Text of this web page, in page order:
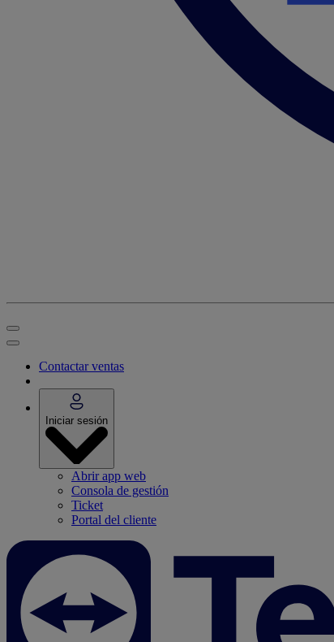
Contactar ventas
Iniciar sesión
Abrir app web
Consola de gestión
Ticket
Portal del cliente